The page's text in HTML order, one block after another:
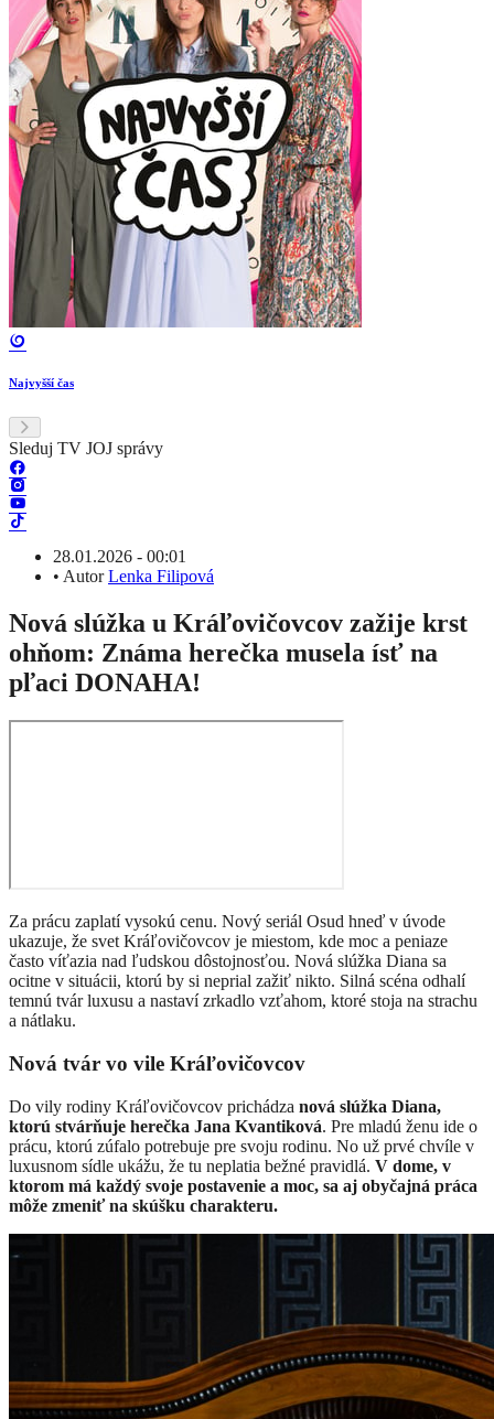
Najvyšší čas
Sleduj TV JOJ správy
28.01.2026 - 00:01
• AutorLenka Filipová
Nová slúžka u Kráľovičovcov zažije krst
ohňom: Známa herečka musela ísť na
pľaci DONAHA!
Za prácu zaplatí vysokú cenu. Nový seriál Osud hneď v úvode
ukazuje, že svet Kráľovičovcov je miestom, kde moc a peniaze
často víťazia nad ľudskou dôstojnosťou. Nová slúžka Diana sa
ocitne v situácii, ktorú by si neprial zažiť nikto. Silná scéna odhalí
temnú tvár luxusu a nastaví zrkadlo vzťahom, ktoré stoja na strachu
a nátlaku.
Nová tvár vo vile Kráľovičovcov
Do vily rodiny Kráľovičovcov prichádza nová slúžka Diana,
ktorú stvárňuje herečka Jana Kvantiková. Pre mladú ženu ide o
prácu, ktorú zúfalo potrebuje pre svoju rodinu. No už prvé chvíle v
luxusnom sídle ukážu, že tu neplatia bežné pravidlá. V dome, v
ktorom má každý svoje postavenie a moc, sa aj obyčajná práca
môže zmeniť na skúšku charakteru.